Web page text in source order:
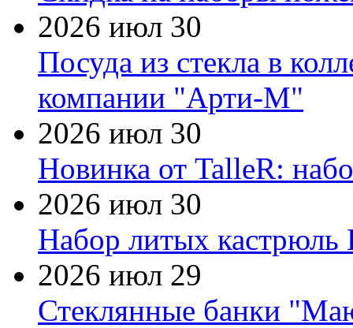
2026 июл 30
Посуда из стекла в
компании "Арти-М"
2026 июл 30
Новинка от TalleR:
2026 июл 30
Набор литых кастрюль
2026 июл 29
Стеклянные банки